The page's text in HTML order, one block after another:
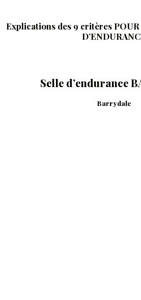
Explications des 9 critères
Selle d’endurance
Barrydale